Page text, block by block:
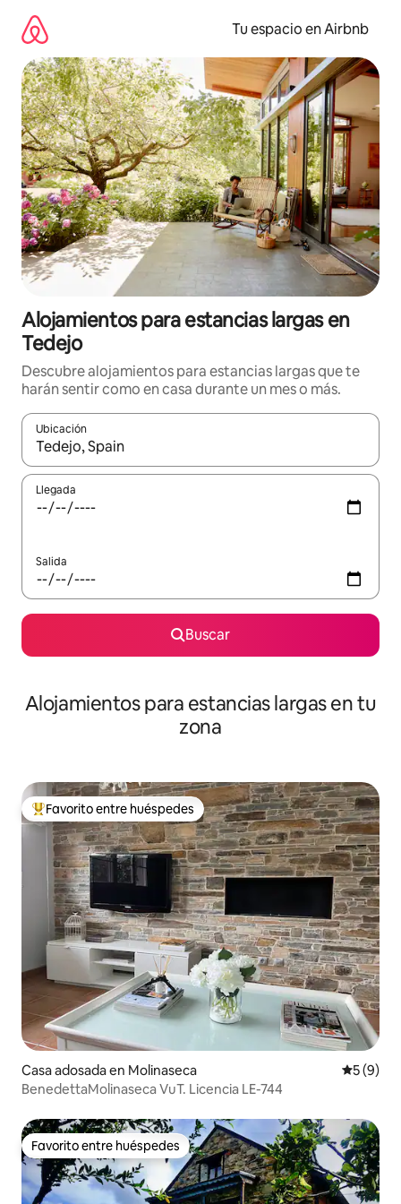
contenido
Tu espacio en Airbnb
Alojamientos para estancias largas en
Tedejo
Descubre alojamientos para estancias largas que te
harán sentir como en casa durante un mes o más.
Ubicación
Cuando los resultados estén disponibles, podrás navegar
Llegada
Salida
Buscar
Alojamientos para estancias largas en tu
zona
De los mejores en Favorito entre huéspedes
Favorito entre huéspedes
Casa adosada en Molinaseca
5 (9)
BenedettaMolinaseca VuT. Licencia LE-744
Favorito entre huéspedes
Favorito entre huéspedes